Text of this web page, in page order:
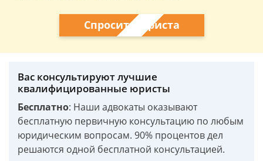
Спросить юриста
Вас консультируют лучшие
квалифицированные юристы
Бесплатно: Наши адвокаты оказывают
бесплатную первичную консультацию по любым
юридическим вопросам. 90% процентов дел
решаются одной бесплатной консультацией.